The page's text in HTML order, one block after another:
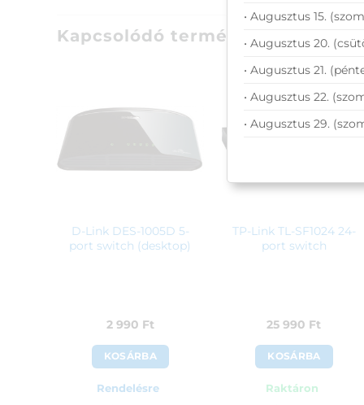
Kapcsolódó termékek
D-Link DES-1005D 5-
port switch (desktop)
2 990 Ft
KOSÁRBA
Rendelésre
TP-Link TL-SF1024 24-
port switch
25 990 Ft
KOSÁRBA
Raktáron
• Augusztus 15.
• Augusztus 20.
• Augusztus 21.
• Augusztus 22.
• Augusztus 29.